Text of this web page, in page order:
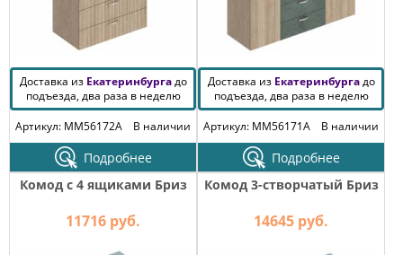
Доставка из Екатеринбургадо
подъезда, два раза в неделю
Артикул: MM56172A
В наличии
Подробнее
Доставка из Екатеринбургадо
подъезда, два раза в неделю
Артикул: MM56171A
В наличии
Подробнее
Комод с 4 ящиками Бриз
11716 руб.
Комод 3-створчатый Бриз
14645 руб.